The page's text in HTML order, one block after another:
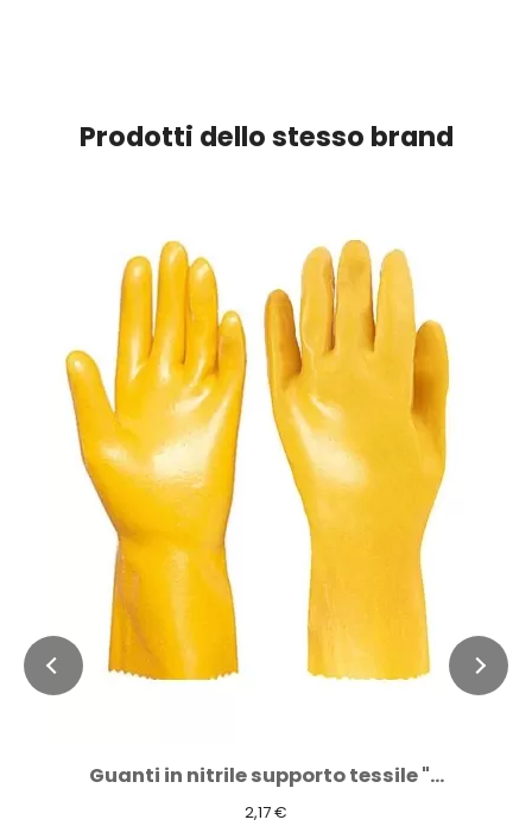
Prodotti dello stesso brand
Guanti in nitrile supporto tessile "...
2,17 €